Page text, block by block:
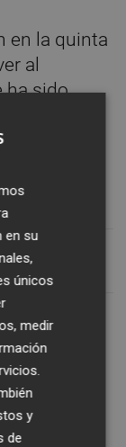
en la quinta
al
ha sido
dos
19
en su
únicos
medir
y
de